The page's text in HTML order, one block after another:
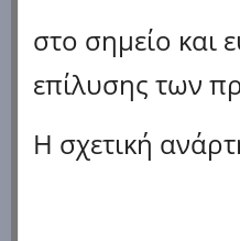
στο σημείο και
επίλυσης των
Η σχετική